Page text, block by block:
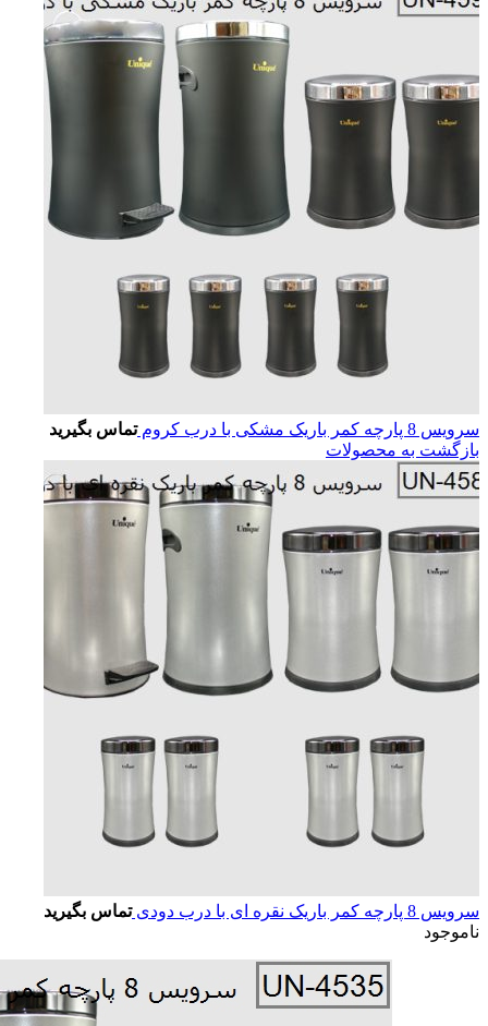
سرویس 8 پارچه کمر باریک مشکی با درب کروم
تماس بگیرید
بازگشت به محصولات
سرویس 8 پارچه کمر باریک نقره ای با درب دودی
تماس بگیرید
ناموجود